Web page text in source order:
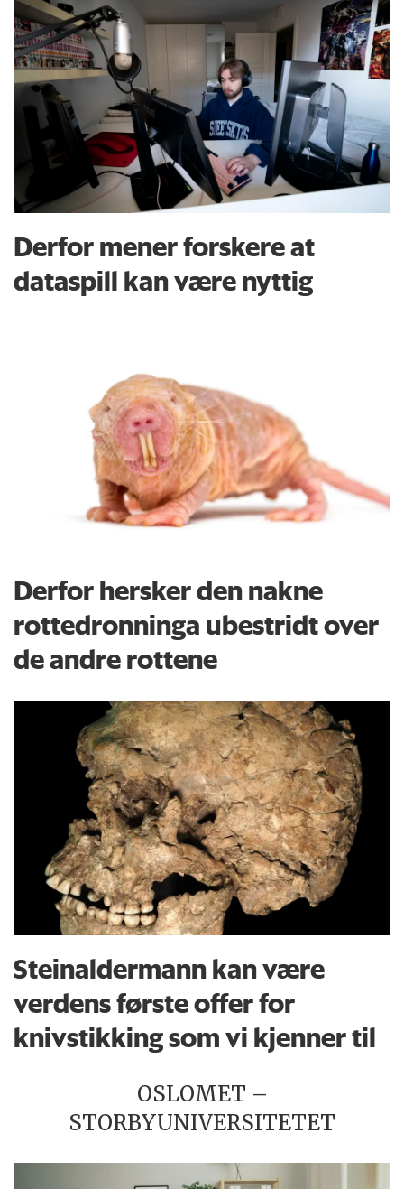
Derfor mener forskere at
dataspill kan være nyttig
Derfor hersker den nakne
rottedronninga ubestridt over
de andre rottene
Steinaldermann kan være
verdens første offer for
knivstikking som vi kjenner til
OSLOMET –
STORBYUNIVERSITETET